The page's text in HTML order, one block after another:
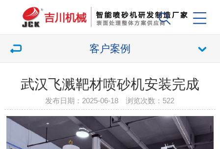
客户案例
武汉飞溅靶材喷砂机安装完成
发布日期：2025-06-18 浏览次数： 522